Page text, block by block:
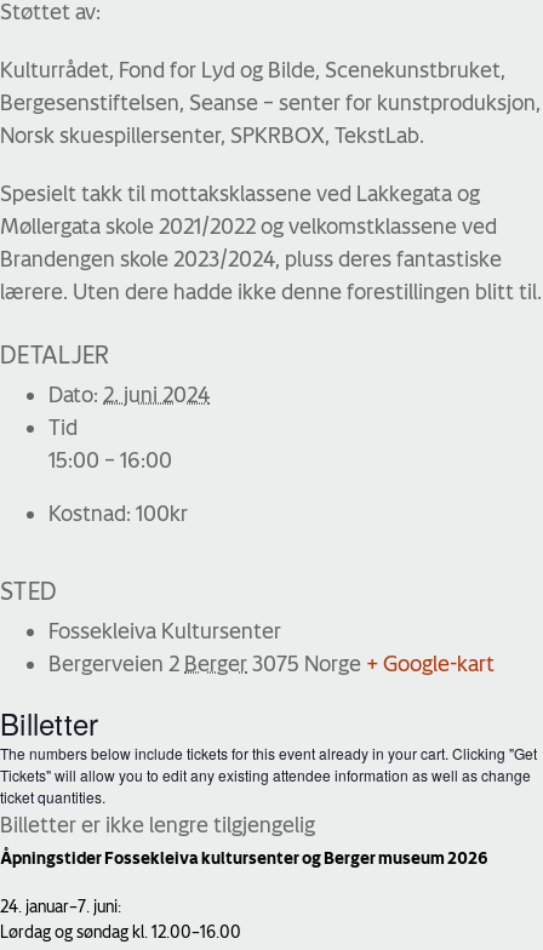
Støttet av:
Kulturrådet, Fond for Lyd og Bilde, Scenekunstbruket,
Bergesenstiftelsen, Seanse – senter for kunstproduksjon,
Norsk skuespillersenter, SPKRBOX, TekstLab.
Spesielt takk til mottaksklassene ved Lakkegata og
Møllergata skole 2021/2022 og velkomstklassene ved
Brandengen skole 2023/2024, pluss deres fantastiske
lærere. Uten dere hadde ikke denne forestillingen blitt til.
DETALJER
Dato: 2. juni 2024
Tid
15:00 – 16:00
Kostnad: 100kr
STED
Fossekleiva Kultursenter
Bergerveien 2 Berger 3075 Norge + Google-kart
Billetter
The numbers below include tickets for this event already in your cart. Clicking "Get
Tickets" will allow you to edit any existing attendee information as well as change
ticket quantities.
Billetter er ikke lengre tilgjengelig
Åpningstider Fossekleiva kultursenter og Berger museum 2026
24. januar–7. juni:
Lørdag og søndag kl. 12.00–16.00